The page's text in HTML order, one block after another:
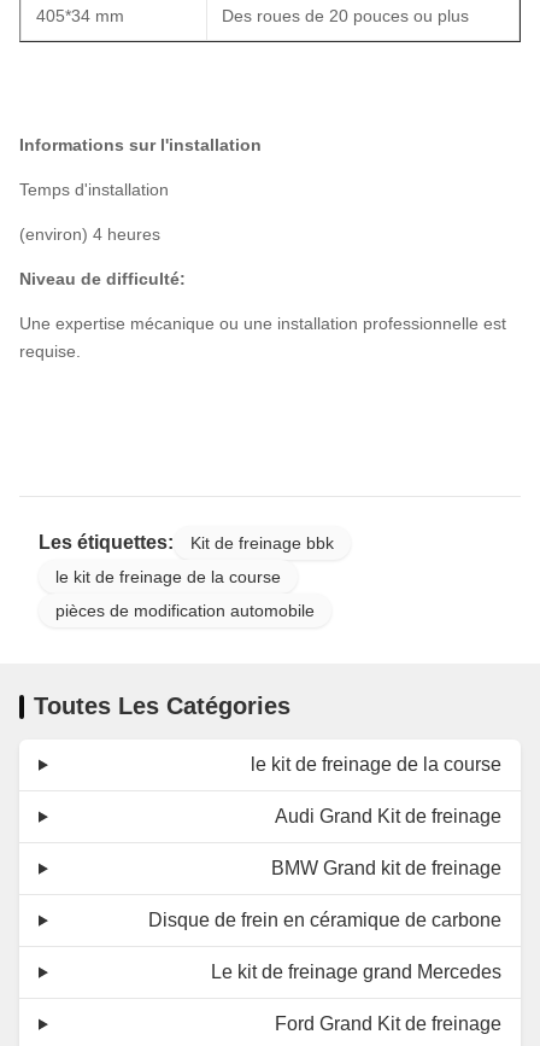
405*34 mm Des roues de 20 pouces ou plus
Informations sur l'installation
Temps d'installation
(environ) 4 heures
Niveau de difficulté:
Une expertise mécanique ou une installation professionnelle est
requise.
Les étiquettes:
Kit de freinage bbk
le kit de freinage de la course
pièces de modification automobile
Toutes Les Catégories
le kit de freinage de la course
Audi Grand Kit de freinage
BMW Grand kit de freinage
Disque de frein en céramique de carbone
Le kit de freinage grand Mercedes
Ford Grand Kit de freinage